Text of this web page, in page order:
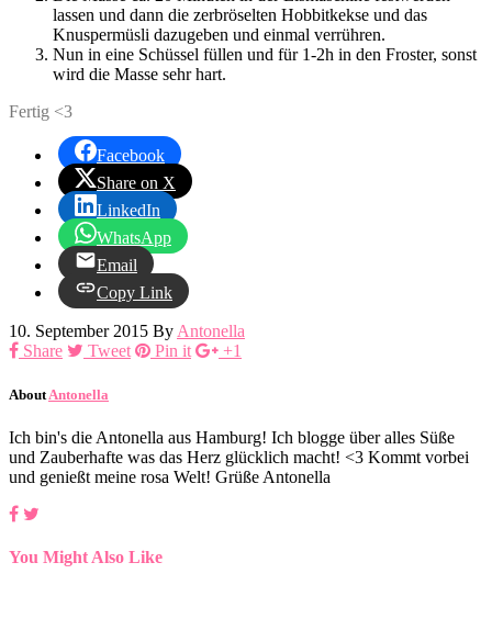
lassen und dann die zerbröselten Hobbitkekse und das
Knuspermüsli dazugeben und einmal verrühren.
Nun in eine Schüssel füllen und für 1-2h in den Froster, sonst
wird die Masse sehr hart.
Fertig <3
Facebook
Share on X
LinkedIn
WhatsApp
Email
Copy Link
10. September 2015 ByAntonella
Share
Tweet Pin it +1
About Antonella
Ich bin's die Antonella aus Hamburg! Ich blogge über alles Süße
und Zauberhafte was das Herz glücklich macht! <3 Kommt vorbei
und genießt meine rosa Welt! Grüße Antonella
You Might Also Like